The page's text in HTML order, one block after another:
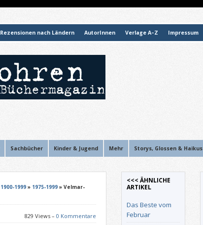
Rezensionen nach Ländern AutorInnen Verlage A–Z Impressum
Sachbücher Kinder & Jugend Mehr Storys, Glossen & Haikus
1900-1999 » 1975-1999 » Velmar-
829 Views – 0 Kommentare
<<< ÄHNLICHE
ARTIKEL
Das Beste vom
Februar